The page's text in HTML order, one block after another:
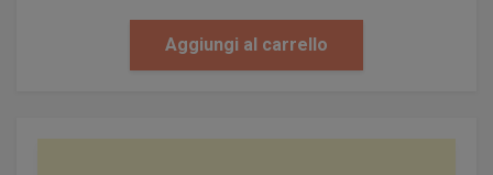
Aggiungi al carrello